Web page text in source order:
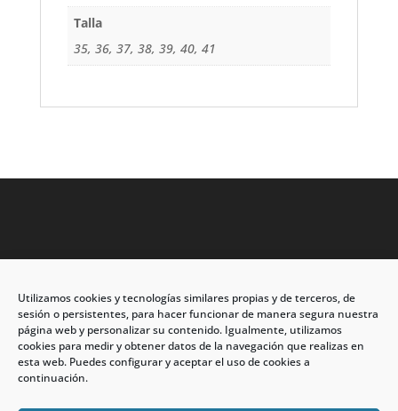
Utilizamos cookies y tecnologías similares propias y de terceros, de
sesión o persistentes, para hacer funcionar de manera segura nuestra
página web y personalizar su contenido. Igualmente, utilizamos
cookies para medir y obtener datos de la navegación que realizas en
esta web. Puedes configurar y aceptar el uso de cookies a
continuación.
Talla
35, 36, 37, 38, 39, 40, 41
Dirección: C/Eleuterio Quintanilla nº67 – Esq. Río de
Oro
CP: 33209, Gijón – Asturias
Teléfono: 985146502 – 647 72 54 95